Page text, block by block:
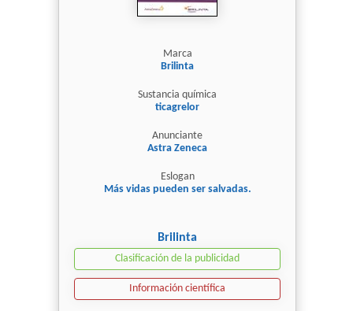
Marca
Brilinta
Sustancia química
ticagrelor
Anunciante
Astra Zeneca
Eslogan
Más vidas pueden ser salvadas.
Brilinta
Clasificación de la publicidad
Información científica